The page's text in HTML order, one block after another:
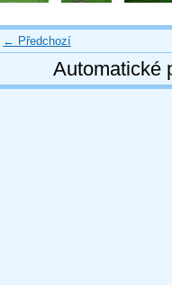
← Předchozí
Automatické